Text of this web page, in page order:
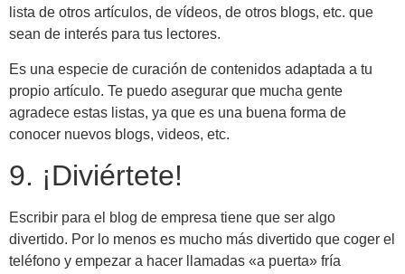
lista de otros artículos, de vídeos, de otros blogs, etc. que
sean de interés para tus lectores.
Es una especie de curación de contenidos adaptada a tu
propio artículo. Te puedo asegurar que mucha gente
agradece estas listas, ya que es una buena forma de
conocer nuevos blogs, videos, etc.
9. ¡Diviértete!
Escribir para el blog de empresa tiene que ser algo
divertido. Por lo menos es mucho más divertido que coger el
teléfono y empezar a hacer llamadas «a puerta» fría